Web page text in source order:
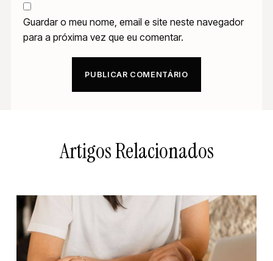
Guardar o meu nome, email e site neste navegador
para a próxima vez que eu comentar.
Artigos Relacionados